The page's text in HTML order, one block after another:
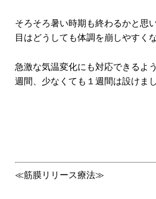
そろそろ暑い時期も終わるかと思
目はどうしても体調を崩しやすく
急激な気温変化にも対応できるよ
週間、少なくても１週間は設けまし
≪筋膜リリース療法≫